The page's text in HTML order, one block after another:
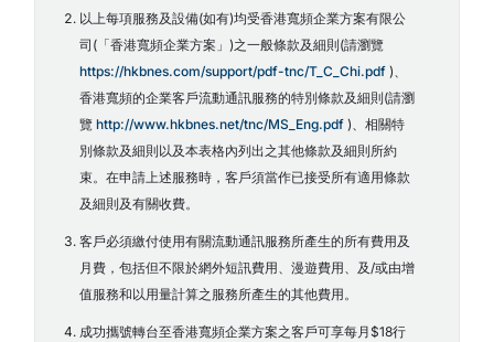
以上每項服務及設備(如有)均受香港寬頻企業方案有限公
司(「香港寬頻企業方案」)之一般條款及細則(請瀏覽
https://hkbnes.com/support/pdf-tnc/T_C_Chi.pdf )、
香港寬頻的企業客戶流動通訊服務的特別條款及細則(請瀏
覽 http://www.hkbnes.net/tnc/MS_Eng.pdf )、相關特
別條款及細則以及本表格內列出之其他條款及細則所約
束。在申請上述服務時，客戶須當作已接受所有適用條款
及細則及有關收費。
客戶必須繳付使用有關流動通訊服務所產生的所有費用及
月費，包括但不限於網外短訊費用、漫遊費用、及/或由增
值服務和以用量計算之服務所產生的其他費用。
成功攜號轉台至香港寬頻企業方案之客戶可享每月$18行